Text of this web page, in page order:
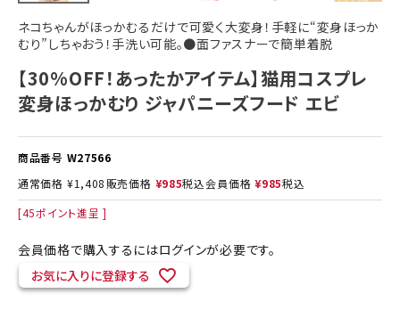
ネコちゃんがほっかむるだけで可愛く大変身！手軽に“変身ほっか
むり”しちゃおう！手洗い可能。●面ファスナーで簡単着脱
【30%OFF！あったかアイテム】猫用コスプレ
変身ほっかむり ジャパニーズフード エビ
商品番号 W27566
通常価格 ¥1,408 販売価格 ¥985税込会員価格 ¥985税込
[45ポイント進呈 ]
会員価格で購入するにはログインが必要です。
お気に入りに登録する